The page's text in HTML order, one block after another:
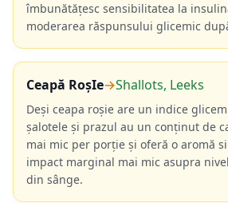
îmbunătățesc sensibilitatea la
moderarea răspunsului glicemic
Ceapă RoșIe→Shallots, Leeks
Deși ceapa roșie are un indice
șalotele și prazul au un conținut de
mai mic per porție și oferă o aromă
impact marginal mai mic asupra
din sânge.